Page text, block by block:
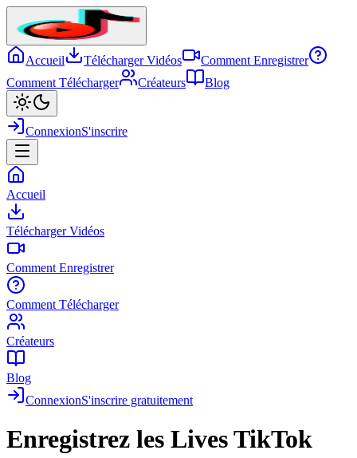
Accueil Télécharger Vidéos
Comment Enregistrer
Comment Télécharger
Créateurs Blog
ConnexionS'inscrire
Accueil
Télécharger Vidéos
Comment Enregistrer
Comment Télécharger
Créateurs
Blog
ConnexionS'inscrire gratuitement
Enregistrez les Lives TikTok